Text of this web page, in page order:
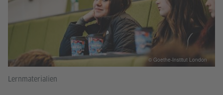
Lernmaterialien
© Goethe-Institut London